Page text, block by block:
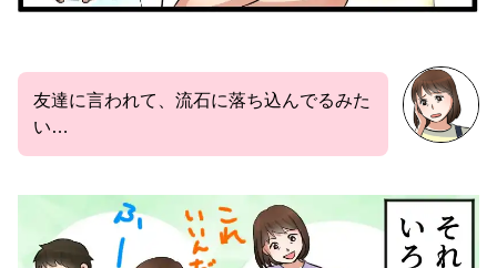
友達に言われて、流石に落ち込んでるみた
い…